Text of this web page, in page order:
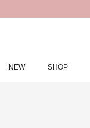
NEW SHOP